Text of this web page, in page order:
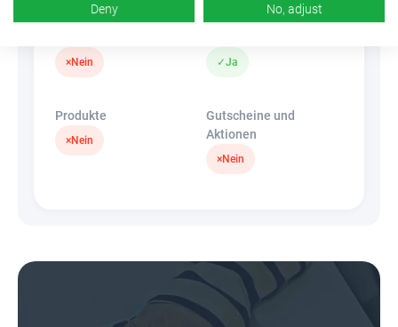
×Nein ✓Ja
Produkte
×Nein
Gutscheine und
Aktionen
×Nein
Deny No, adjust